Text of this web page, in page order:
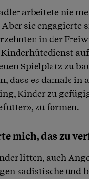
arbeitete nie
sie engagierte
in der
Spielplatz zu
dass es damals in
Kinder zu
zu formen.
mich, das zu
litten, auch
sadistische und